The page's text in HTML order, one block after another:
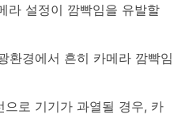
라 설정이 깜빡임을 유발할
환경에서 흔히 카메라 깜빡임
으로 기기가 과열될 경우, 카